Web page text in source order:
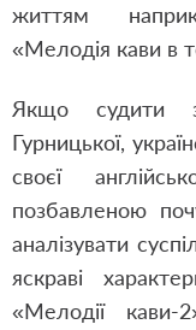
життям
«Мелодія кави в
Якщо судити з
Гурницької,
своєї
позбавленою
аналізувати
яскраві
«Мелодії кави-